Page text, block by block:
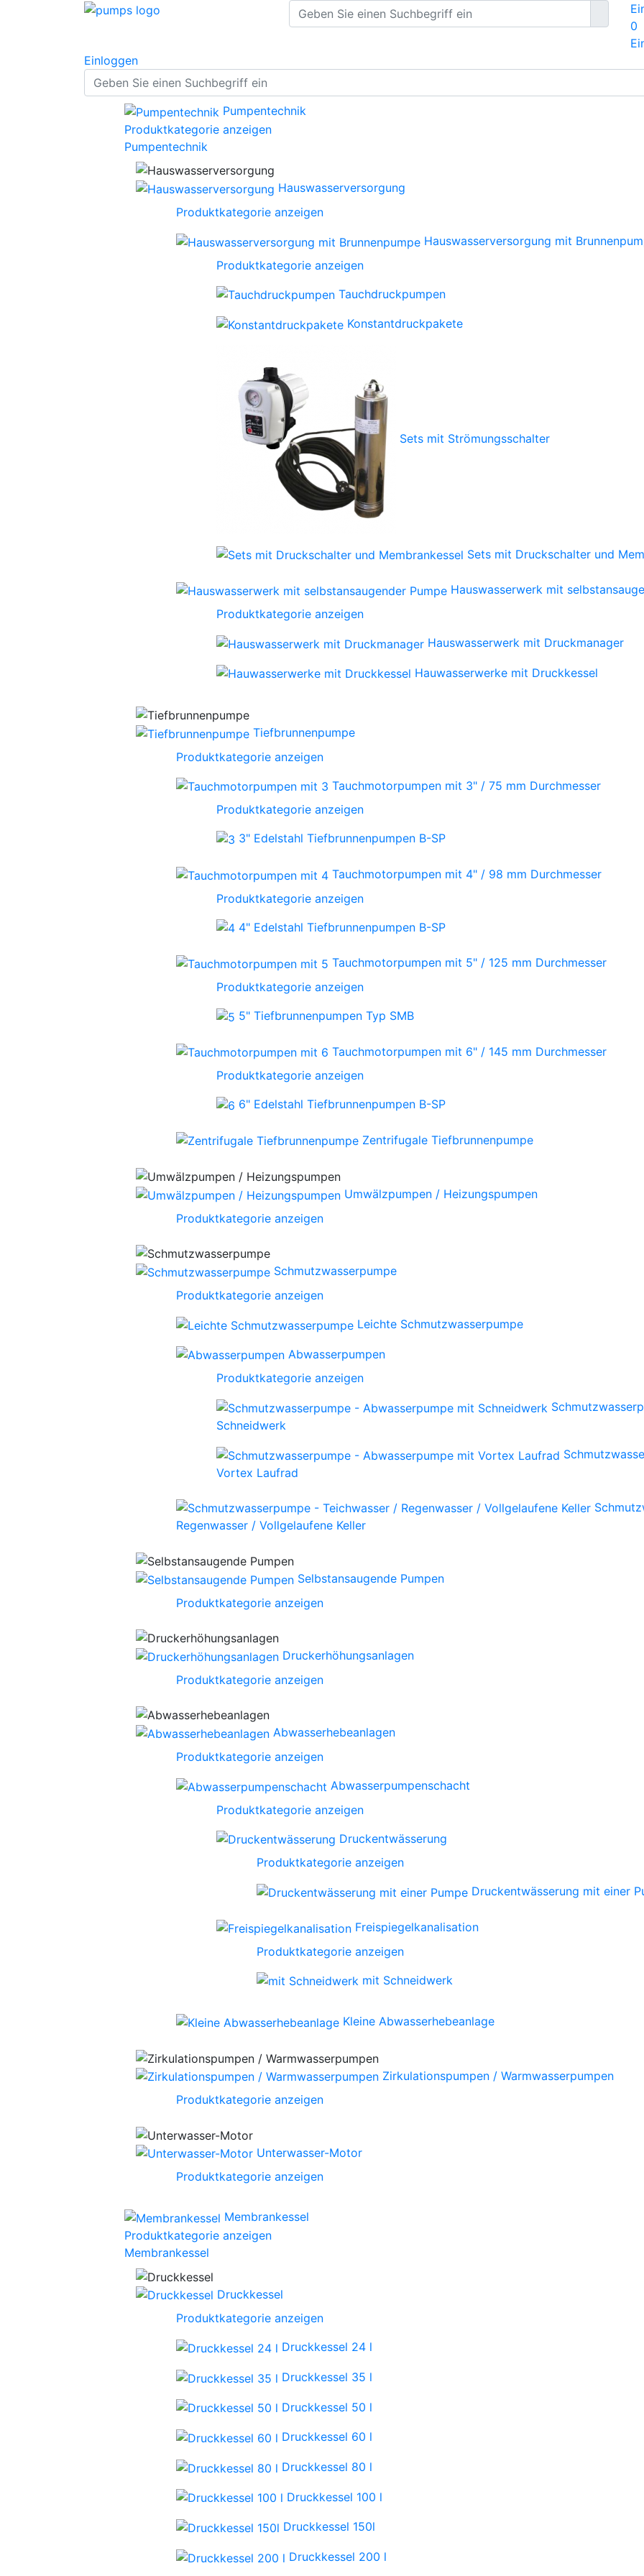
0
Einloggen
Pumpentechnik
Produktkategorie anzeigen
Pumpentechnik
Hauswasserversorgung
Produktkategorie anzeigen
Hauswasserversorgung mit
Produktkategorie anzeigen
Tauchdruckpumpen
Konstantdruckpakete
Sets mit Strömungsschalter
Sets mit Druckschalter und
Hauswasserwerk mit
Produktkategorie anzeigen
Hauswasserwerk mit Druckmanager
Hauwasserwerke mit Druckkessel
Tiefbrunnenpumpe
Produktkategorie anzeigen
Tauchmotorpumpen mit 3" / 75 mm Durchmesser
Produktkategorie anzeigen
3" Edelstahl Tiefbrunnenpumpen B-SP
Tauchmotorpumpen mit 4" / 98 mm Durchmesser
Produktkategorie anzeigen
4" Edelstahl Tiefbrunnenpumpen B-SP
Tauchmotorpumpen mit 5" / 125 mm Durchmesser
Produktkategorie anzeigen
5" Tiefbrunnenpumpen Typ SMB
Tauchmotorpumpen mit 6" / 145 mm Durchmesser
Produktkategorie anzeigen
6" Edelstahl Tiefbrunnenpumpen B-SP
Zentrifugale Tiefbrunnenpumpe
Umwälzpumpen / Heizungspumpen
Produktkategorie anzeigen
Schmutzwasserpumpe
Produktkategorie anzeigen
Leichte Schmutzwasserpumpe
Abwasserpumpen
Produktkategorie anzeigen
Schneidwerk
Vortex Laufrad
Regenwasser / Vollgelaufene Keller
Selbstansaugende Pumpen
Produktkategorie anzeigen
Druckerhöhungsanlagen
Produktkategorie anzeigen
Abwasserhebeanlagen
Produktkategorie anzeigen
Abwasserpumpenschacht
Produktkategorie anzeigen
Druckentwässerung
Produktkategorie anzeigen
Druckentwässerung mit einer
Freispiegelkanalisation
Produktkategorie anzeigen
mit Schneidwerk
Kleine Abwasserhebeanlage
Zirkulationspumpen / Warmwasserpumpen
Produktkategorie anzeigen
Unterwasser-Motor
Produktkategorie anzeigen
Membrankessel
Produktkategorie anzeigen
Membrankessel
Druckkessel
Produktkategorie anzeigen
Druckkessel 24 l
Druckkessel 35 l
Druckkessel 50 l
Druckkessel 60 l
Druckkessel 80 l
Druckkessel 100 l
Druckkessel 150l
Druckkessel 200 l